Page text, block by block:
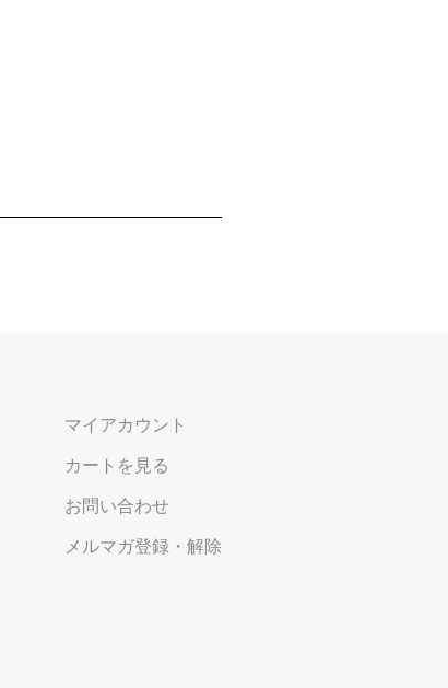
マイアカウント
カートを見る
お問い合わせ
メルマガ登録・解除